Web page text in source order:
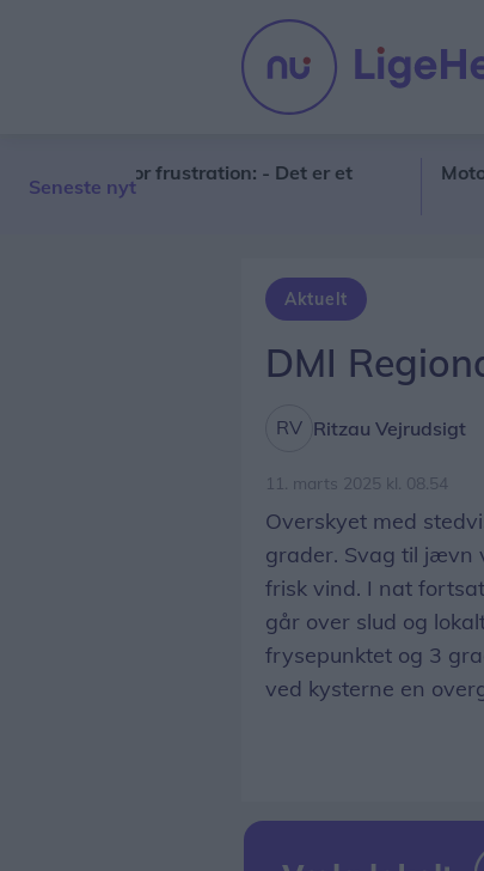
Seneste nyt
stor frustration: - Det er et
Aktuelt
DMI
Ritzau Vejrudsigt
11. marts 2025 kl. 08.54
Overskyet med
grader. Svag til jævn
frisk vind. I nat
går over slud og
frysepunktet og 3
ved kysterne en